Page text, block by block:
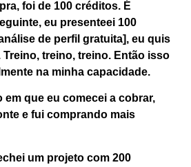
foi de 100 créditos. É
eu presenteei 100
de perfil gratuita], eu quis
Treino, treino, treino. Então isso
na minha capacidade.
em que eu comecei a cobrar,
e fui comprando mais
um projeto com 200